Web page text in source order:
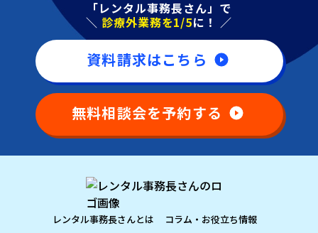
「レンタル事務長さん」で
＼ 診療外業務を1/5に！ ／
資料請求はこちら
無料相談会を予約する
レンタル事務長さんとは
コラム・お役立ち情報